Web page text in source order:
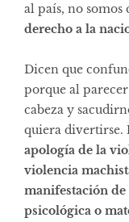
al país, no somos
derecho a la
Dicen que
porque al
cabeza y
quiera divertirse.
apología de la
violencia
manifestación
psicológica o